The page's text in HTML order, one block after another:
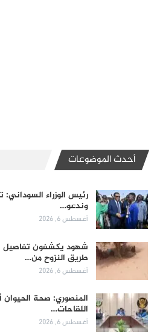
أحدث الموضوعات
رئيس الوزراء السوداني:
وندعو…
أغسطس 6, 2026
طريق النزوح من…
أغسطس 6, 2026
المنصوري: صحة الحيوان
اللقاحات…
أغسطس 6, 2026